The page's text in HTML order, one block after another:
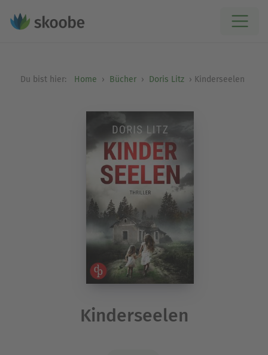
Du bist hier: Home Bücher Doris Litz Kinderseelen
Kinderseelen